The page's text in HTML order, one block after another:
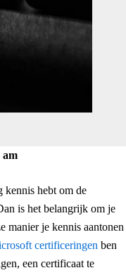
am
kennis hebt om de
is het belangrijk om je
manier je kennis aantonen
certificeringen ben
een certificaat te